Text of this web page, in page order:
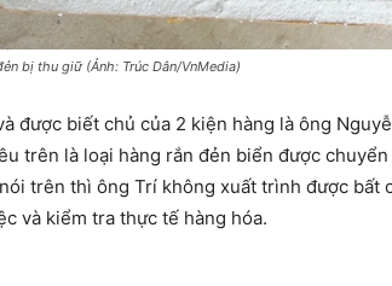
bị thu giữ (Ảnh: Trúc Dân/VnMedia)
được biết chủ của 2 kiện hàng là ông
trên là loại hàng rắn đẻn biển được
trên thì ông Trí không xuất trình được bất
và kiểm tra thực tế hàng hóa.